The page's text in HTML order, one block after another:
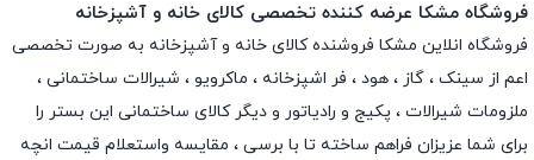
فروشگاه مشکا عرضه کننده تخصصی کالای خانه و آشپزخانه
فروشگاه انلاین مشکا فروشنده کالای خانه و آشپزخانه به صورت تخصصی
اعم از سینک ، گاز ، هود ، فر اشپزخانه ، ماکرویو ، شیرالات ساختمانی ،
ملزومات شیرالات ، پکیج و رادیاتور و دیگر کالای ساختمانی این بستر را
برای شما عزیزان فراهم ساخته تا با برسی ، مقایسه واستعلام قیمت انچه